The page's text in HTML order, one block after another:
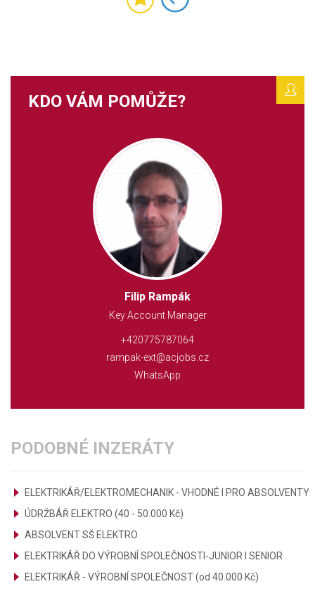
KDO VÁM POMŮŽE?
Filip Rampák
Key Account Manager
+420775787064
rampak-ext@acjobs.cz
WhatsApp
PODOBNÉ INZERÁTY
ELEKTRIKÁŘ/ELEKTROMECHANIK - VHODNÉ I PRO ABSOLVENTY
ÚDRŽBÁŘ ELEKTRO (40 - 50.000 Kč)
ABSOLVENT SŠ ELEKTRO
ELEKTRIKÁŘ DO VÝROBNÍ SPOLEČNOSTI-JUNIOR I SENIOR
ELEKTRIKÁŘ - VÝROBNÍ SPOLEČNOST (od 40.000 Kč)